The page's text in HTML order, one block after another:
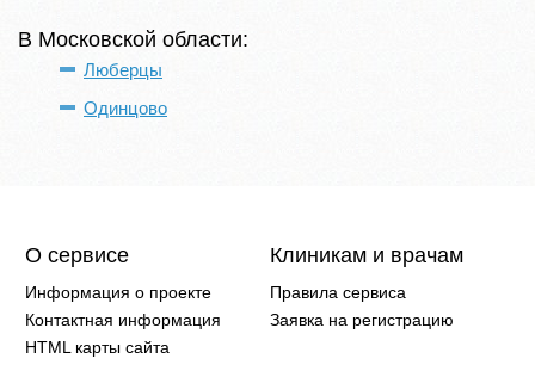
В Московской области:
Люберцы
Одинцово
О сервисе
Информация о проекте
Контактная информация
HTML карты сайта
Клиникам и врачам
Правила сервиса
Заявка на регистрацию